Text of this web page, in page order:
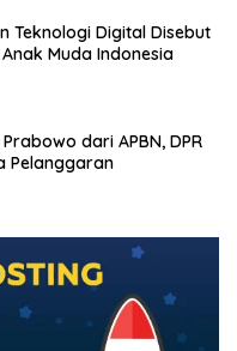
Teknologi Digital Disebut
Muda Indonesia
dari APBN, DPR
Pelanggaran